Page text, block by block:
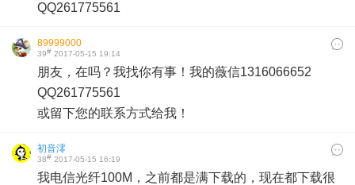
QQ261775561
89999000
39# 2017-05-15 19:14
朋友，在吗？我找你有事！我的薇信1316066652
QQ261775561
或留下您的联系方式给我！
初音澪
38# 2017-05-15 16:19
我电信光纤100M，之前都是满下载的，现在都下载很